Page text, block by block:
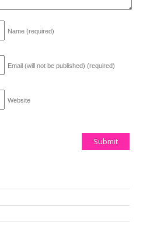
Name (required)
Email (will not be published) (required)
Website